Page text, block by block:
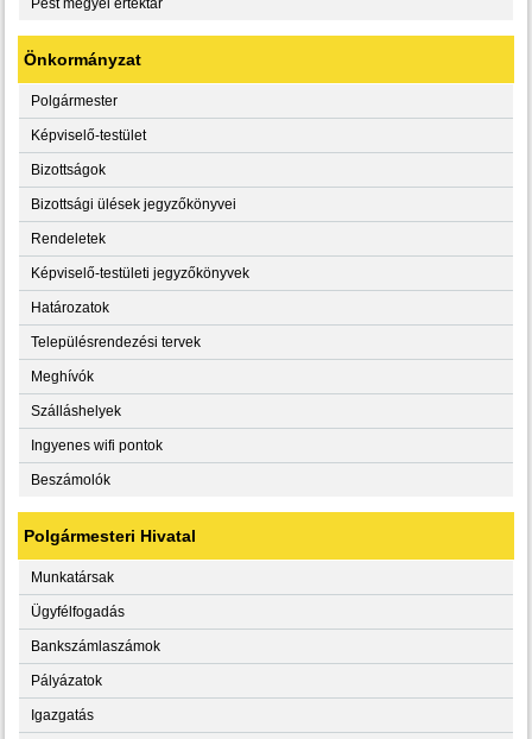
Pest megyei értéktár
Önkormányzat
Polgármester
Képviselő-testület
Bizottságok
Bizottsági ülések jegyzőkönyvei
Rendeletek
Képviselő-testületi jegyzőkönyvek
Határozatok
Településrendezési tervek
Meghívók
Szálláshelyek
Ingyenes wifi pontok
Beszámolók
Polgármesteri Hivatal
Munkatársak
Ügyfélfogadás
Bankszámlaszámok
Pályázatok
Igazgatás